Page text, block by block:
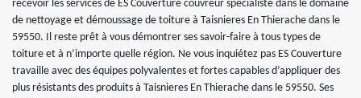
recevoir les services de ES Couverture couvreur spécialiste dans le domaine
de nettoyage et démoussage de toiture à Taisnieres En Thierache dans le
59550. Il reste prêt à vous démontrer ses savoir-faire à tous types de
toiture et à n’importe quelle région. Ne vous inquiétez pas ES Couverture
travaille avec des équipes polyvalentes et fortes capables d’appliquer des
plus résistants des produits à Taisnieres En Thierache dans le 59550. Ses